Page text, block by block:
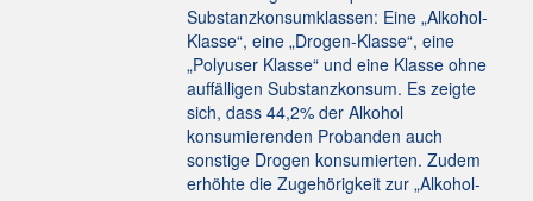
Substanzkonsumklassen: Eine „Alkohol-
Klasse“, eine „Drogen-Klasse“, eine
„Polyuser Klasse“ und eine Klasse ohne
auffälligen Substanzkonsum. Es zeigte
sich, dass 44,2% der Alkohol
konsumierenden Probanden auch
sonstige Drogen konsumierten. Zudem
erhöhte die Zugehörigkeit zur „Alkohol-